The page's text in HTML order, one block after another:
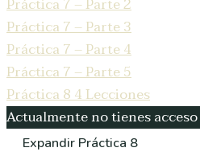
Práctica 7 – Parte 3
Práctica 7 – Parte 4
Práctica 7 – Parte 5
Práctica 84 Lecciones
Actualmente no tienes
Expandir Práctica 8